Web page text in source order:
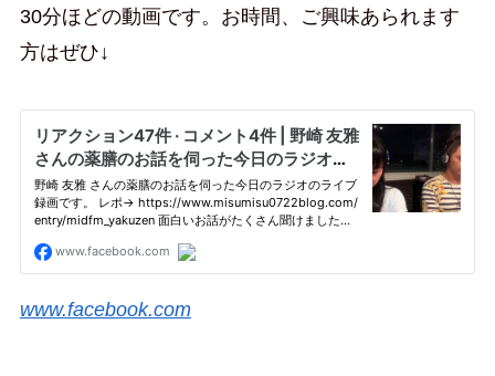
30分ほどの動画です。お時間、ご興味あられます
方はぜひ↓
www.facebook.com